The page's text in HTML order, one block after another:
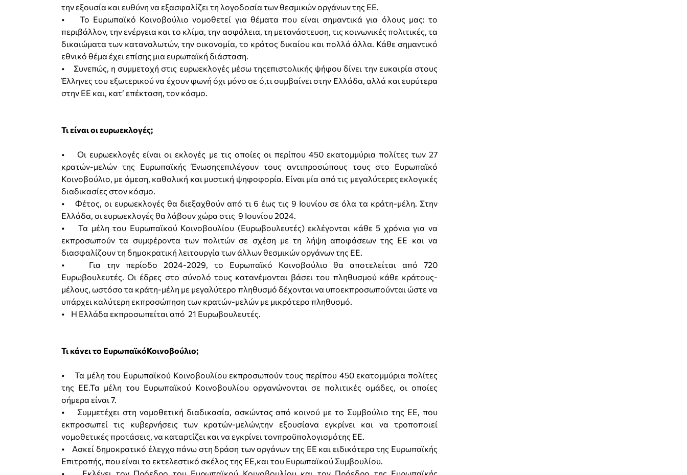
την εξουσία και ευθύνη να εξασφαλίζει τη λογοδοσία των θεσμικών οργάνων της ΕΕ.
• Το Ευρωπαϊκό Κοινοβούλιο νομοθετεί για θέματα που είναι σημαντικά για όλους μας: το
περιβάλλον, την ενέργεια και το κλίμα, την ασφάλεια, τη μετανάστευση, τις κοινωνικές πολιτικές, τα
δικαιώματα των καταναλωτών, την οικονομία, το κράτος δικαίου και πολλά άλλα. Κάθε σημαντικό
εθνικό θέμα έχει επίσης μια ευρωπαϊκή διάσταση.
• Συνεπώς, η συμμετοχή στις ευρωεκλογές μέσω τηςεπιστολικής ψήφου δίνει την ευκαιρία στους
Έλληνες του εξωτερικού να έχουν φωνή όχι μόνο σε ό,τι συμβαίνει στην Ελλάδα, αλλά και ευρύτερα
στην ΕΕ και, κατ’ επέκταση, τον κόσμο.
Τι είναι οι ευρωεκλογές;
• Οι ευρωεκλογές είναι οι εκλογές με τις οποίες οι περίπου 450 εκατομμύρια πολίτες των 27
κρατών-μελών της Ευρωπαϊκής Ένωσηςεπιλέγουν τους αντιπροσώπους τους στο Ευρωπαϊκό
Κοινοβούλιο, με άμεση, καθολική και μυστική ψηφοφορία. Είναι μία από τις μεγαλύτερες εκλογικές
διαδικασίες στον κόσμο.
• Φέτος, οι ευρωεκλογές θα διεξαχθούν από τι 6 έως τις 9 Ιουνίου σε όλα τα κράτη-μέλη. Στην
Ελλάδα, οι ευρωεκλογές θα λάβουν χώρα στις 9 Ιουνίου 2024.
• Τα μέλη του Ευρωπαϊκού Κοινοβουλίου (Ευρωβουλευτές) εκλέγονται κάθε 5 χρόνια για να
εκπροσωπούν τα συμφέροντα των πολιτών σε σχέση με τη λήψη αποφάσεων της ΕΕ και να
διασφαλίζουν τη δημοκρατική λειτουργία των άλλων θεσμικών οργάνων της ΕΕ.
• Για την περίοδο 2024-2029, το Ευρωπαϊκό Κοινοβούλιο θα αποτελείται από 720
Ευρωβουλευτές. Οι έδρες στο σύνολό τους κατανέμονται βάσει του πληθυσμού κάθε κράτους-
μέλους, ωστόσο τα κράτη-μέλη με μεγαλύτερο πληθυσμό δέχονται να υποεκπροσωπούνται ώστε να
υπάρχει καλύτερη εκπροσώπηση των κρατών-μελών με μικρότερο πληθυσμό.
• Η Ελλάδα εκπροσωπείται από 21 Ευρωβουλευτές.
Τι κάνει το ΕυρωπαϊκόΚοινοβούλιο;
• Τα μέλη του Ευρωπαϊκού Κοινοβουλίου εκπροσωπούν τους περίπου 450 εκατομμύρια πολίτες
της ΕΕ.Τα μέλη του Ευρωπαϊκού Κοινοβουλίου οργανώνονται σε πολιτικές ομάδες, οι οποίες
σήμερα είναι 7.
• Συμμετέχει στη νομοθετική διαδικασία, ασκώντας από κοινού με το Συμβούλιο της ΕΕ, που
εκπροσωπεί τις κυβερνήσεις των κρατών-μελών,την εξουσίανα εγκρίνει και να τροποποιεί
νομοθετικές προτάσεις, να καταρτίζει και να εγκρίνει τονπροϋπολογισμότης ΕΕ.
• Ασκεί δημοκρατικό έλεγχο πάνω στη δράση των οργάνων της ΕΕ και ειδικότερα της Ευρωπαϊκής
Επιτροπής, που είναι το εκτελεστικό σκέλος της ΕΕ,και του Ευρωπαϊκού Συμβουλίου.